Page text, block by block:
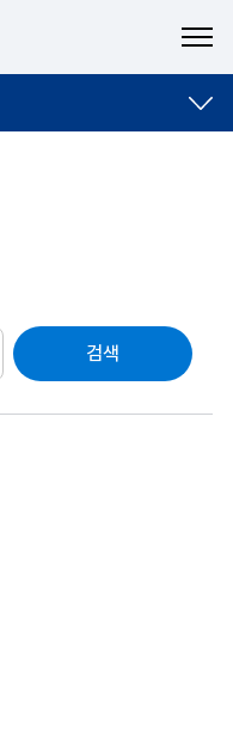
검색